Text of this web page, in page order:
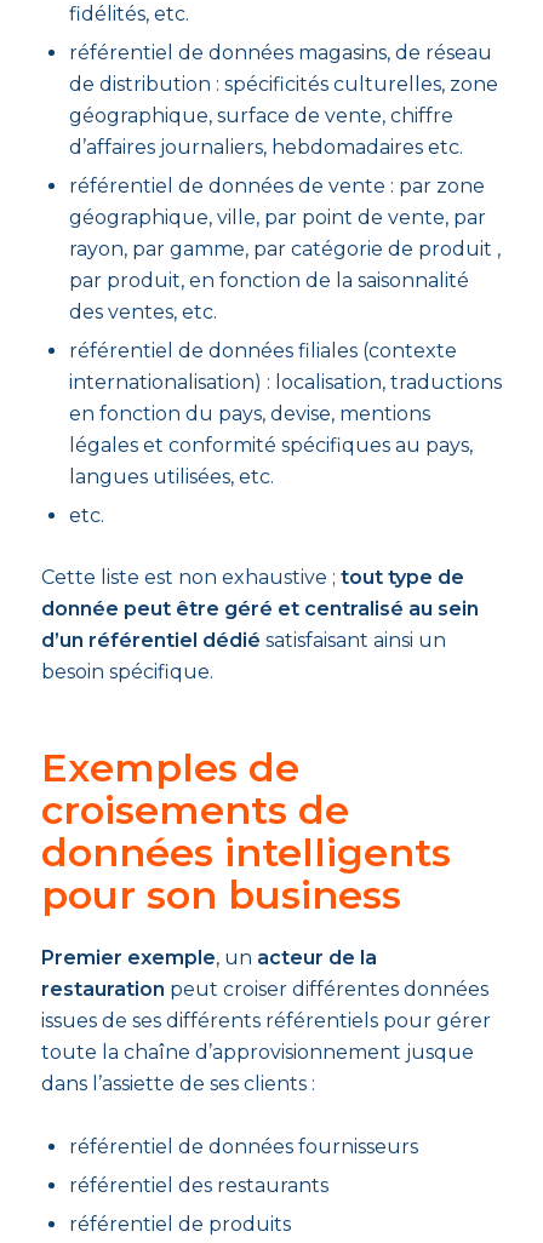
fidélités, etc.
référentiel de données magasins, de réseau
de distribution : spécificités culturelles, zone
géographique, surface de vente, chiffre
d’affaires journaliers, hebdomadaires etc.
référentiel de données de vente : par zone
géographique, ville, par point de vente, par
rayon, par gamme, par catégorie de produit ,
par produit, en fonction de la saisonnalité
des ventes, etc.
référentiel de données filiales (contexte
internationalisation) : localisation, traductions
en fonction du pays, devise, mentions
légales et conformité spécifiques au pays,
langues utilisées, etc.
etc.
Cette liste est non exhaustive ; tout type de
donnée peut être géré et centralisé au sein
d’un référentiel dédié satisfaisant ainsi un
besoin spécifique.
Exemples de
croisements de
données intelligents
pour son business
Premier exemple, un acteur de la
restauration peut croiser différentes données
issues de ses différents référentiels pour gérer
toute la chaîne d’approvisionnement jusque
dans l’assiette de ses clients :
référentiel de données fournisseurs
référentiel des restaurants
référentiel de produits